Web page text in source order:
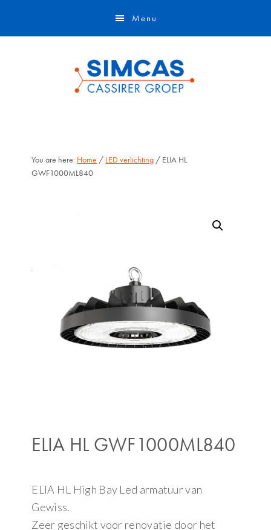
Menu
You are here: Home / LED verlichting / ELIA HL
GWF1000ML840
ELIA HL GWF1000ML840
ELIA HL High Bay Led armatuur van
Gewiss.
Zeer geschikt voor renovatie door het